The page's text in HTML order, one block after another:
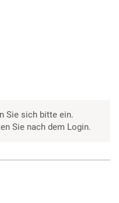
Sie sich bitte ein.
Sie nach dem Login.